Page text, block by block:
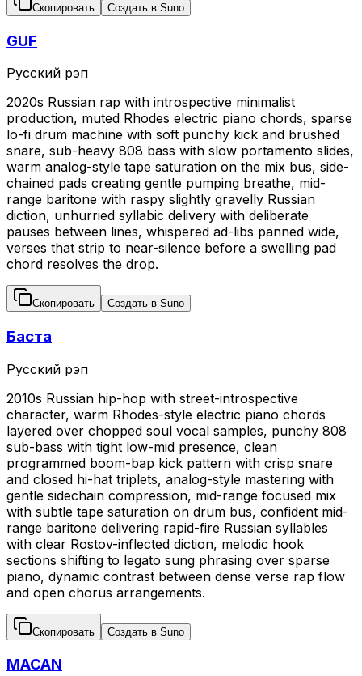
Скопировать Создать в Suno
GUF
Русский рэп
2020s Russian rap with introspective minimalist
production, muted Rhodes electric piano chords, sparse
lo-fi drum machine with soft punchy kick and brushed
snare, sub-heavy 808 bass with slow portamento slides,
warm analog-style tape saturation on the mix bus, side-
chained pads creating gentle pumping breathe, mid-
range baritone with raspy slightly gravelly Russian
diction, unhurried syllabic delivery with deliberate
pauses between lines, whispered ad-libs panned wide,
verses that strip to near-silence before a swelling pad
chord resolves the drop.
Скопировать Создать в Suno
Баста
Русский рэп
2010s Russian hip-hop with street-introspective
character, warm Rhodes-style electric piano chords
layered over chopped soul vocal samples, punchy 808
sub-bass with tight low-mid presence, clean
programmed boom-bap kick pattern with crisp snare
and closed hi-hat triplets, analog-style mastering with
gentle sidechain compression, mid-range focused mix
with subtle tape saturation on drum bus, confident mid-
range baritone delivering rapid-fire Russian syllables
with clear Rostov-inflected diction, melodic hook
sections shifting to legato sung phrasing over sparse
piano, dynamic contrast between dense verse rap flow
and open chorus arrangements.
Скопировать Создать в Suno
MACAN